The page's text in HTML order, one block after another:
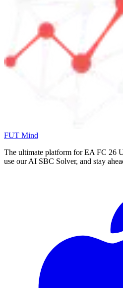
FUT Mind
The ultimate platform for EA FC 26
use our AI SBC Solver, and stay